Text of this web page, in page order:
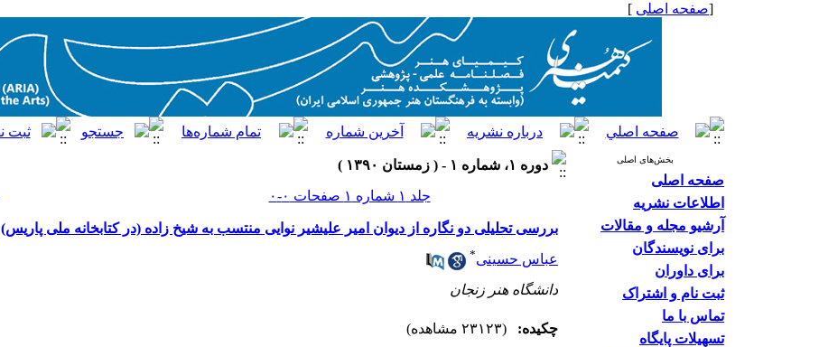
[صفحه اصلی ]
بخش‌های اصلی
صفحه اصلی
اطلاعات نشریه
آرشیو مجله و مقالات
برای نویسندگان
برای داوران
ثبت نام و اشتراک
تماس با ما
تسهیلات پایگاه
دوره ۱، شماره ۱ - ( زمستان ۱۳۹۰ )
جلد ۱ شماره ۱ صفحات ۰-۰
بررسی تحلیلی دو نگاره از دیوان امیر علیشیر نوایی منتسب به شیخ زاده (در کتابخانه ملی پاریس)
عباس حسینی*
دانشگاه هنر زنجان
چکیده:
(۲۳۱۲۳ مشاهده)